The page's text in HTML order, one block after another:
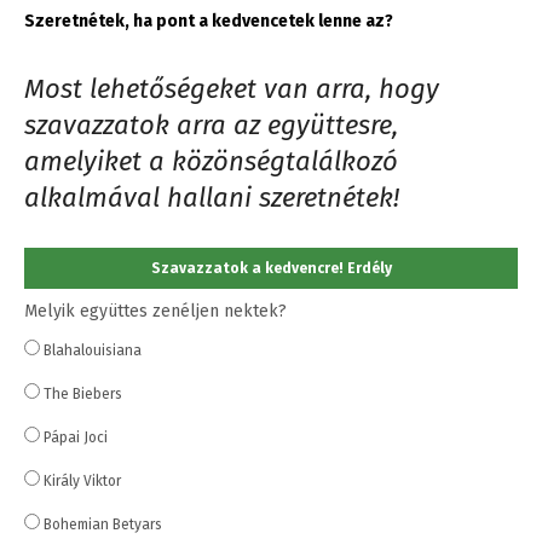
Szeretnétek, ha pont a kedvencetek lenne az?
Most lehetőségeket van arra, hogy
szavazzatok arra az együttesre,
amelyiket a közönségtalálkozó
alkalmával hallani szeretnétek!
Szavazzatok a kedvencre! Erdély
Melyik együttes zenéljen nektek?
Blahalouisiana
The Biebers
Pápai Joci
Király Viktor
Bohemian Betyars